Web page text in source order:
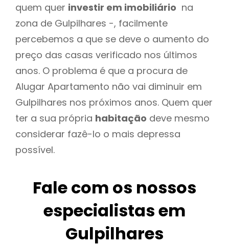
quem quer investir em imobiliário na
zona de Gulpilhares -, facilmente
percebemos a que se deve o aumento do
preço das casas verificado nos últimos
anos. O problema é que a procura de
Alugar Apartamento não vai diminuir em
Gulpilhares nos próximos anos. Quem quer
ter a sua própria habitação deve mesmo
considerar fazê-lo o mais depressa
possível.
Fale com os nossos
especialistas em
Gulpilhares